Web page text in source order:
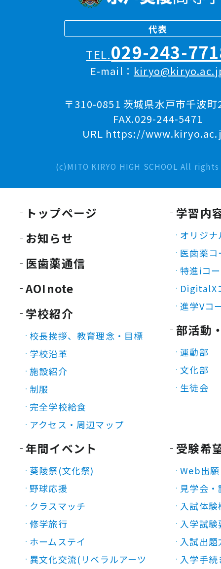
代表
TEL.029-243-
E-mail：
〒310-0851 茨城県水戸市千波
FAX.029-244-5471
URL https://
(c)MITO KIRYO HIGH SCHOOL All
トップページ
お知らせ
医歯薬通信
AOInote
学校紹介
校長挨拶、教育理念・目標
学校沿革
施設紹介
制服
完全学校給食
アクセス・周辺マップ
学習内
オリジ
医歯薬コ
特進iコ
DigitalX
進学Vコ
部活動
運動部
文化部
生徒会
年間イベント
葵陵祭(文化祭)
野球応援
クラスマッチ
修学旅行
ホームステイ
異文化交流(リベラルアーツ
受験希
Web出願
見学会
入試体験
入学試験
入試出題
入学手続